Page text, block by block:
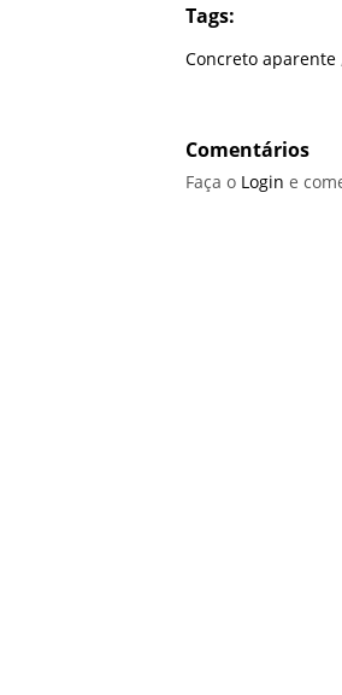
Tags:
Concreto aparente
Comentários
Faça o Login e